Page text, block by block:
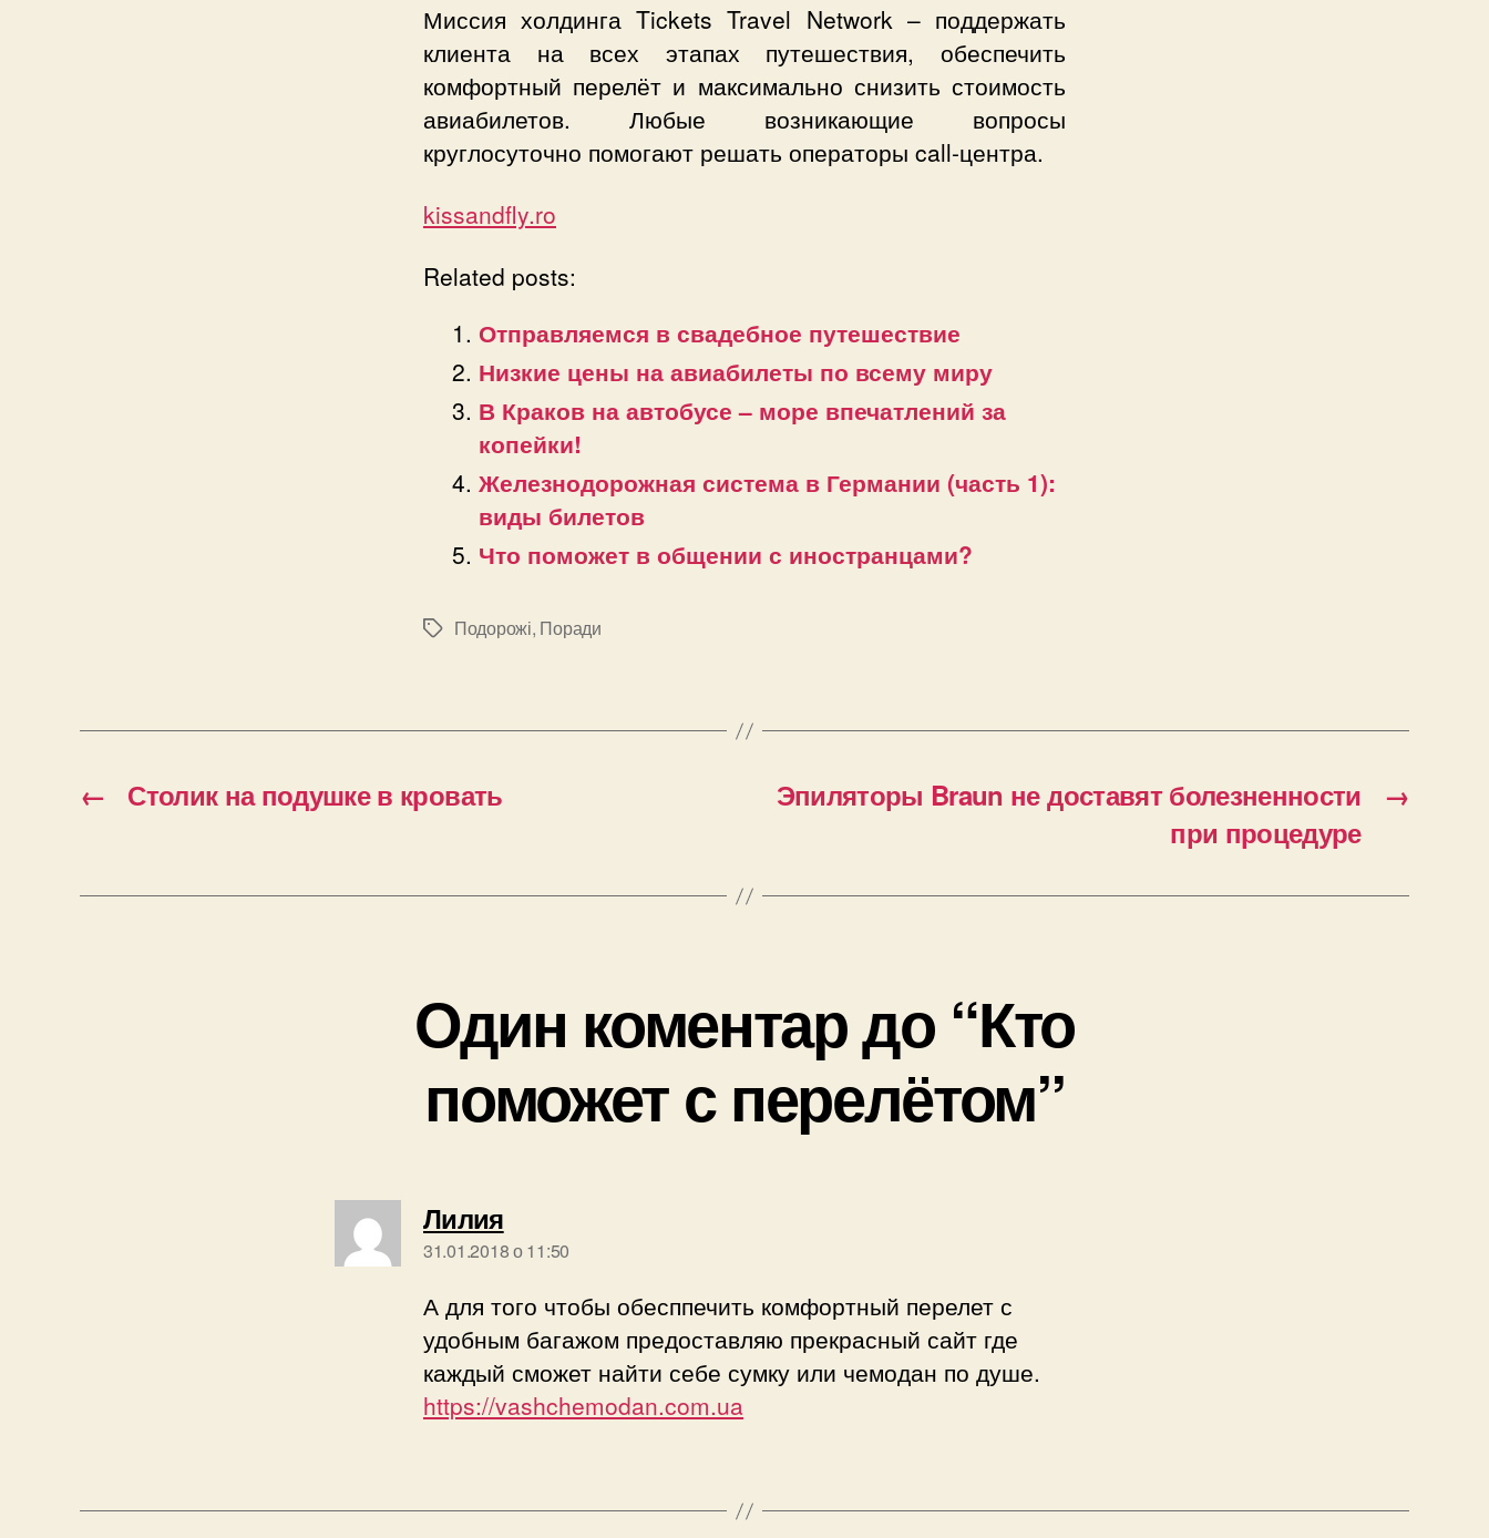
Миссия холдинга Tickets Travel Network – поддержать
клиента на всех этапах путешествия, обеспечить
комфортный перелёт и максимально снизить стоимость
авиабилетов. Любые возникающие вопросы
круглосуточно помогают решать операторы call-центра.
kissandfly.ro
Related posts:
Отправляемся в свадебное путешествие
Низкие цены на авиабилеты по всему миру
В Краков на автобусе – море впечатлений за
копейки!
Железнодорожная система в Германии (часть 1):
виды билетов
Что поможет в общении с иностранцами?
Позначки
Подорожі, Поради
← Столик на подушке в кровать →
Эпиляторы Braun не доставят болезненности
при процедуре
Один коментар до “Кто
поможет с перелётом”
Лилияговорить:
31.01.2018 о 11:50
А для того чтобы обесппечить комфортный перелет с
удобным багажом предоставляю прекрасный сайт где
каждый сможет найти себе сумку или чемодан по душе.
https://vashchemodan.com.ua